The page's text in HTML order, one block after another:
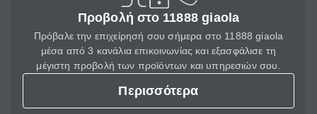
Προβολή στο 11888 giaola
Πρόβαλε την επιχείρησή σου σήμερα στο 11888 giaola
μέσα από 3 κανάλια επικοινωνίας και εξασφάλισε τη
μέγιστη προβολή των προϊόντων και υπηρεσιών σου.
Περισσότερα